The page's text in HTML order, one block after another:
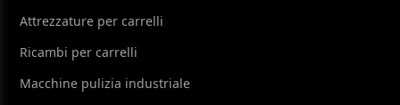
Attrezzature per carrelli
Ricambi per carrelli
Macchine pulizia industriale